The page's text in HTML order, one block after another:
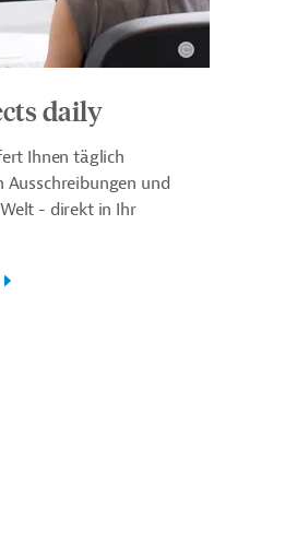
daily
Ihnen täglich
und
- direkt in Ihr